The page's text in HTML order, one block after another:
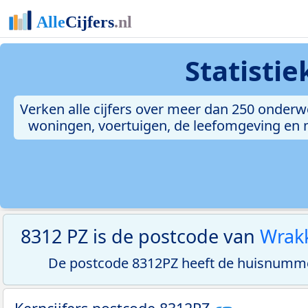
Verken alle cijfers over meer dan 250
woningen, voertuigen, de leefomgeving
8312 PZ is de postcode van
De postcode 8312PZ heeft de